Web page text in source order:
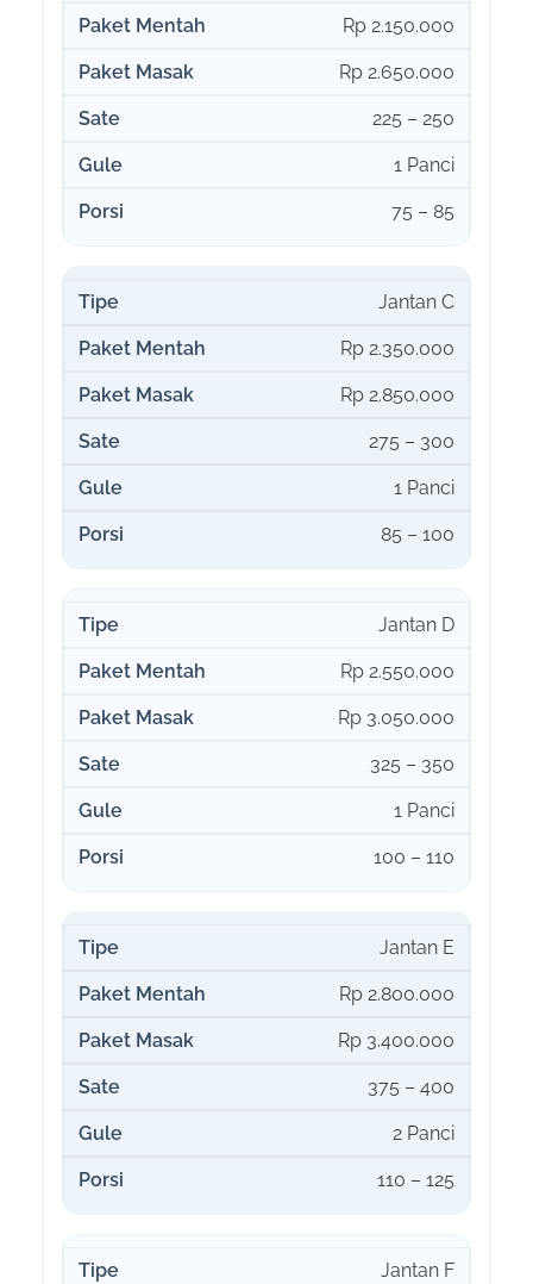
Rp 2.150.000
Rp 2.650.000
225 – 250
1 Panci
75 – 85
Jantan C
Rp 2.350.000
Rp 2.850.000
275 – 300
1 Panci
85 – 100
Jantan D
Rp 2.550.000
Rp 3.050.000
325 – 350
1 Panci
100 – 110
Jantan E
Rp 2.800.000
Rp 3.400.000
375 – 400
2 Panci
110 – 125
Jantan F